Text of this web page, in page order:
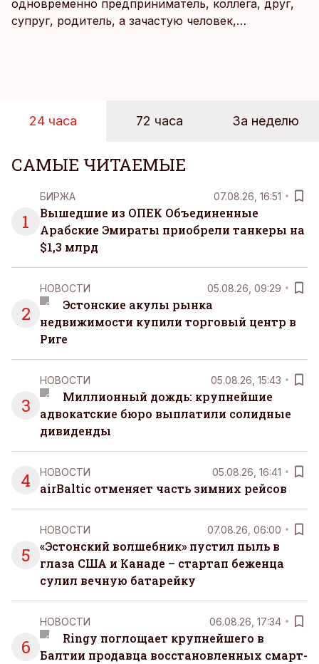
одновременно предприниматель, коллега, друг,
супруг, родитель, а зачастую человек,
человека. Поэтому от отдыха все чаще ждут не
чаще люди ищут возможность просто быть здесь
и сейчас — без необходимости все
организовывать, планировать и за все отвечать
самостоятельно.
24 часа 72 часа За неделю
САМЫЕ ЧИТАЕМЫЕ
1
БИРЖА 07.08.26, 16:51
Вышедшие из ОПЕК Объединенные
Арабские Эмираты приобрели танкеры на
$1,3 млрд
2
НОВОСТИ 05.08.26, 09:29
Эстонские акулы рынка
недвижимости купили торговый центр в
Риге
3
НОВОСТИ 05.08.26, 15:43
Миллионный дождь: крупнейшие
адвокатские бюро выплатили солидные
дивиденды
4 НОВОСТИ 05.08.26, 16:41
airBaltic отменяет часть зимних рейсов
5
НОВОСТИ 07.08.26, 06:00
«Эстонский волшебник» пустил пыль в
глаза США и Канаде – стартап беженца
сулил вечную батарейку
6
НОВОСТИ 06.08.26, 17:34
Ringy поглощает крупнейшего в
Балтии продавца восстановленных смарт-